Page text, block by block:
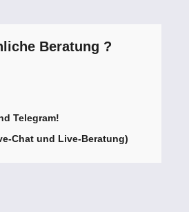
Beratung ?
Telegram!
Chat und Live-Beratung)